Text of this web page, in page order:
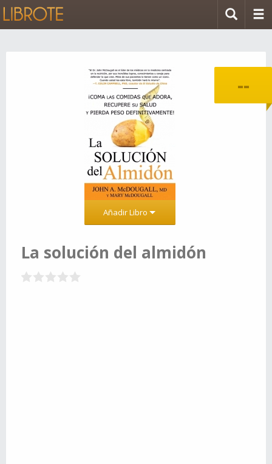
--
Añadir Libro
La solución del almidón